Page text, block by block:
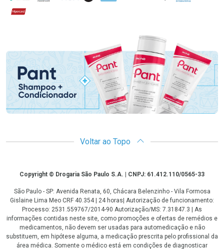
Hipercard
Promoção em Destaque
Voltar ao Topo
CopyrightCopyright © Drogaria São Paulo S.A. | CNPJ: 61.412.110/0565-33
São Paulo - SP: Avenida Renata, 60, Chácara Belenzinho - Vila Formosa
Gislaine Lima Meo CRF 40.354 | 24 horas| Autorização de funcionamento:
Processo: 2531.559767/2014-90 Autorização/MS: 7.31847.3 | As
informações contidas neste site, como promoções e ofertas de remédios e
medicamentos, não devem ser usadas para automedicação e não
substituem, em hipótese alguma, a medicação prescrita pelo profissional da
área médica. Somente o médico está em condições de diagnosticar